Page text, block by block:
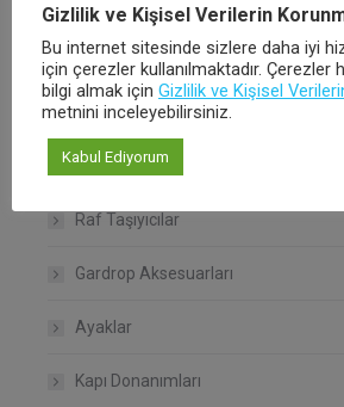
Kalite Politikamız
Hakkımızda
Ürünlerimiz
Bağlantı Sistemleri
Raf Taşıyıcılar
Gardrop Aksesuarları
Ayaklar
Kapı Donanımları
Gizlilik ve Kişisel Verilerin
Bu internet sitesinde sizlere daha iyi
için çerezler kullanılmaktadır. Çerezler
bilgi almak için Gizlilik ve Kişisel
metnini inceleyebilirsiniz.
Kabul Ediyorum